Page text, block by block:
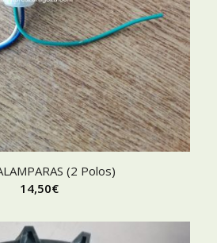
(2 Polos)
14,50€